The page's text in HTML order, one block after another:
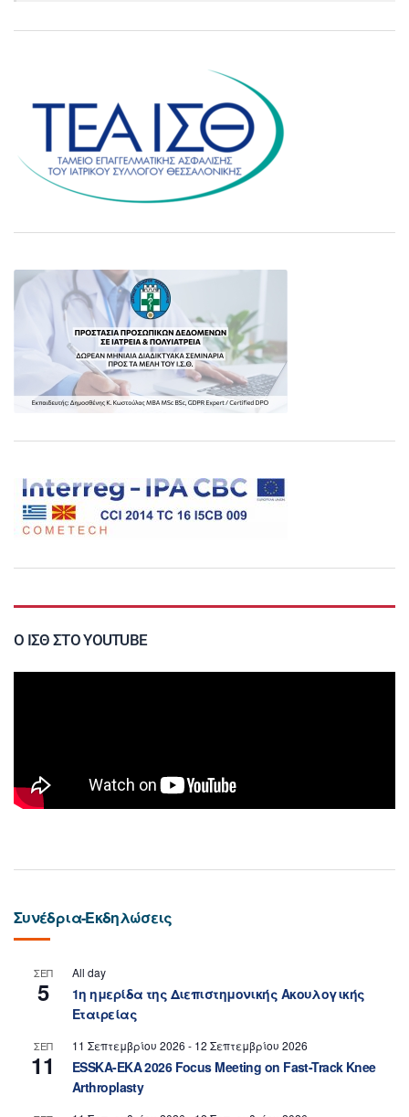
Ο ΙΣΘ ΣΤΟ YOUTUBE
Συνέδρια-Εκδηλώσεις
ΣΕΠ
5
All day
1η ημερίδα της Διεπιστημονικής Ακουλογικής
Εταιρείας
ΣΕΠ
11
11 Σεπτεμβρίου 2026 - 12 Σεπτεμβρίου 2026
ESSKA-EKA 2026 Focus Meeting on Fast-Track Knee
Arthroplasty